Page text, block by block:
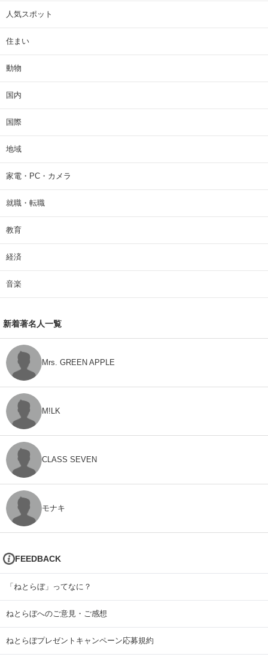
人気スポット
住まい
動物
国内
国際
地域
家電・PC・カメラ
就職・転職
教育
経済
音楽
新着著名人一覧
Mrs. GREEN APPLE
M!LK
CLASS SEVEN
モナキ
FEEDBACK
「ねとらぼ」ってなに？
ねとらぼへのご意見・ご感想
ねとらぼプレゼントキャンペーン応募規約